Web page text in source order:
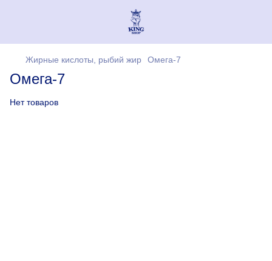
Жирные кислоты, рыбий жир Омега-7
Омега-7
Нет товаров